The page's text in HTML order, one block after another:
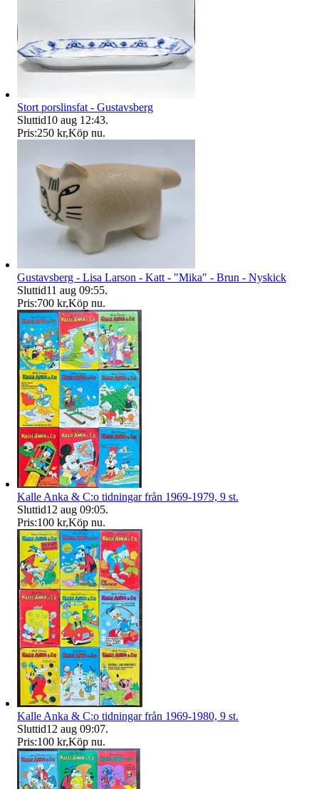
Stort porslinsfat - Gustavsberg
Sluttid10 aug 12:43.
Pris:250 kr,Köp nu.
Gustavsberg - Lisa Larson - Katt - "Mika" - Brun - Nyskick
Sluttid11 aug 09:55.
Pris:700 kr,Köp nu.
Kalle Anka & C:o tidningar från 1969-1979, 9 st.
Sluttid12 aug 09:05.
Pris:100 kr,Köp nu.
Kalle Anka & C:o tidningar från 1969-1980, 9 st.
Sluttid12 aug 09:07.
Pris:100 kr,Köp nu.